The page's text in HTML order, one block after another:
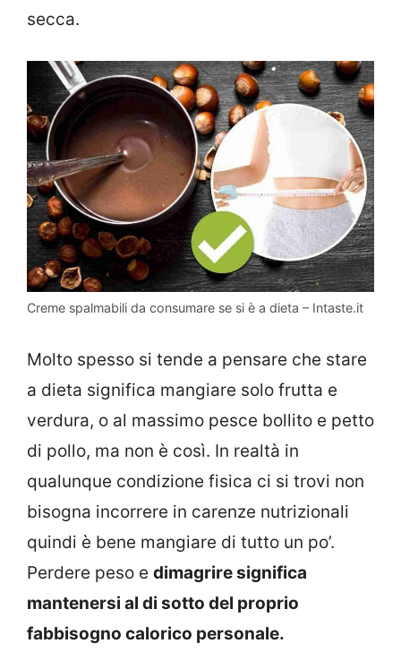
secca.
Creme spalmabili da consumare se si è a dieta – Intaste.it
Molto spesso si tende a pensare che stare
a dieta significa mangiare solo frutta e
verdura, o al massimo pesce bollito e petto
di pollo, ma non è così. In realtà in
qualunque condizione fisica ci si trovi non
bisogna incorrere in carenze nutrizionali
quindi è bene mangiare di tutto un po’.
Perdere peso e dimagrire significa
mantenersi al di sotto del proprio
fabbisogno calorico personale.